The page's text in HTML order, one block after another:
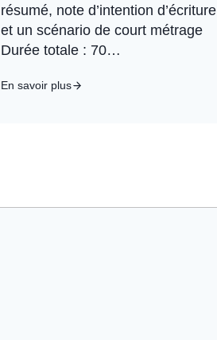
résumé, note d’intention d’écriture
et un scénario de court métrage
Durée totale : 70…
En savoir plus